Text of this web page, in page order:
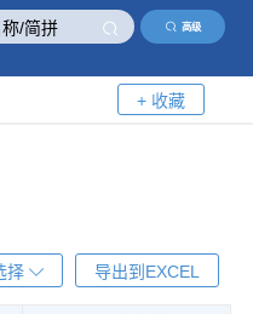
高级
+ 收藏
导出到EXCEL
择